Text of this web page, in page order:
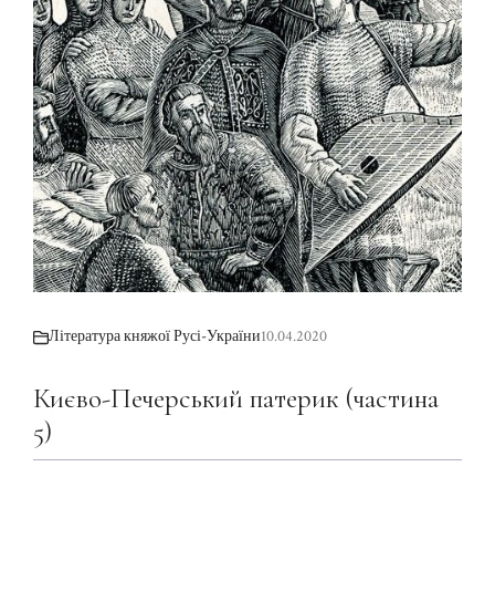
Література княжої Русі-України10.04.2020
Києво-Печерський патерик (частина
5)